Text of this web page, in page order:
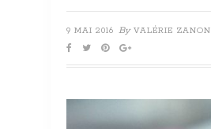
9 MAI 2016 By VALÉRIE ZANON